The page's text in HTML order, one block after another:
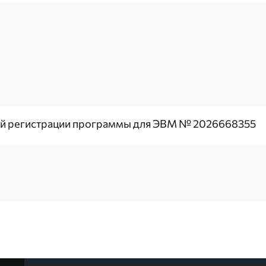
регистрации программы для ЭВМ № 2026668355